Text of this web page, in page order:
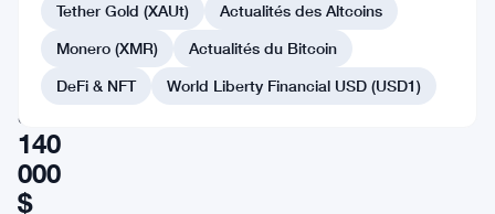
rêve
Bitcoin
à
140
000
$
Tether Gold (XAUt)
Actualités des Altcoins
Monero (XMR)
Actualités du Bitcoin
DeFi & NFT
World Liberty Financial USD (USD1)